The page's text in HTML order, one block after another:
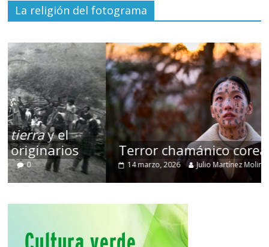
La religión del fotograma
Terror chamánico coreano
14 marzo, 2026 Julio Martínez Molina 0